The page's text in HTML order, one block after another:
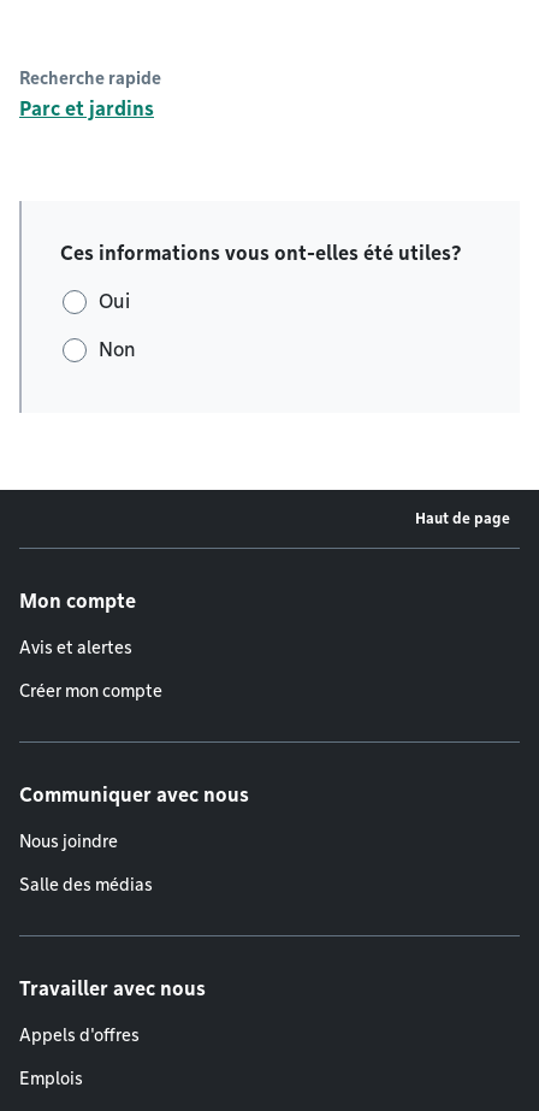
Recherche rapide
Parc et jardins
Ces informations vous ont-elles été utiles?
Oui
Non
Haut de page
Mon compte
Avis et alertes
Créer mon compte
Communiquer avec nous
Nous joindre
Salle des médias
Travailler avec nous
Appels d'offres
Emplois